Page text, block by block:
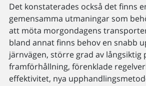
Det konstaterades också det finns
gemensamma utmaningar som
att möta morgondagens
bland annat finns behov en snabb
järnvägen, större grad av långsiktig
framförhållning, förenklade
effektivitet, nya